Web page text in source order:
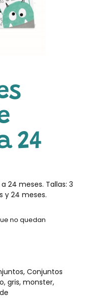
24
24 meses. Tallas: 3
y 24 meses.
no quedan
, Conjuntos
, gris, monster,